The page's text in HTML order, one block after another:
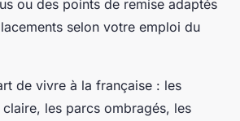
ou des points de remise adaptés
selon votre emploi du
de vivre à la française : les
les parcs ombragés, les